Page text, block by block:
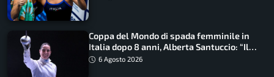
Coppa del Mondo di spada femminile in
Italia dopo 8 anni, Alberta Santuccio: “Il
lavoro dà sempre i suoi frutti”
6 Agosto 2026